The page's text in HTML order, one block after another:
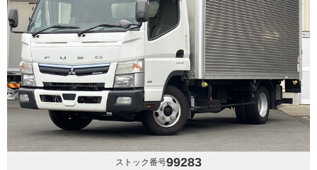
ストック番号99283